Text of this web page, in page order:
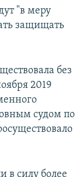
"в меру
защищать
без
2019
судом по
в силу более